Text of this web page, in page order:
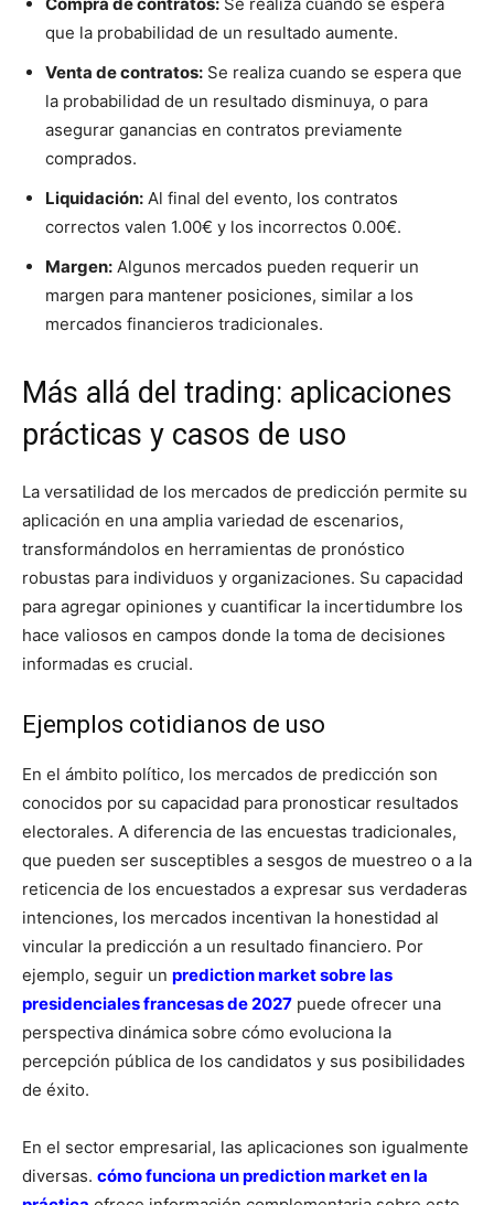
que la probabilidad de un resultado aumente.
Venta de contratos: Se realiza cuando se espera que
la probabilidad de un resultado disminuya, o para
asegurar ganancias en contratos previamente
comprados.
Liquidación: Al final del evento, los contratos
correctos valen 1.00€ y los incorrectos 0.00€.
Margen: Algunos mercados pueden requerir un
margen para mantener posiciones, similar a los
mercados financieros tradicionales.
Más allá del trading: aplicaciones
prácticas y casos de uso
La versatilidad de los mercados de predicción permite su
aplicación en una amplia variedad de escenarios,
transformándolos en herramientas de pronóstico
robustas para individuos y organizaciones. Su capacidad
para agregar opiniones y cuantificar la incertidumbre los
hace valiosos en campos donde la toma de decisiones
informadas es crucial.
Ejemplos cotidianos de uso
En el ámbito político, los mercados de predicción son
conocidos por su capacidad para pronosticar resultados
electorales. A diferencia de las encuestas tradicionales,
que pueden ser susceptibles a sesgos de muestreo o a la
reticencia de los encuestados a expresar sus verdaderas
intenciones, los mercados incentivan la honestidad al
vincular la predicción a un resultado financiero. Por
ejemplo, seguir un prediction market sobre las
presidenciales francesas de 2027 puede ofrecer una
perspectiva dinámica sobre cómo evoluciona la
percepción pública de los candidatos y sus posibilidades
de éxito.
En el sector empresarial, las aplicaciones son igualmente
diversas. cómo funciona un prediction market en la